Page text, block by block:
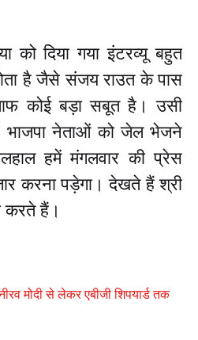
को दिया गया इंटरव्यू बहुत
है जैसे संजय राउत के पास
कोई बड़ा सबूत है। उसी
नेताओं को जेल भेजने
हमें मंगलवार की प्रेस
करना पड़ेगा। देखते हैं श्री
करते हैं।
मोदी से लेकर एबीजी शिपयार्ड तक